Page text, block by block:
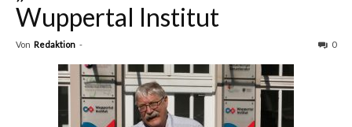
Wuppertal Institut
Von Redaktion - 0